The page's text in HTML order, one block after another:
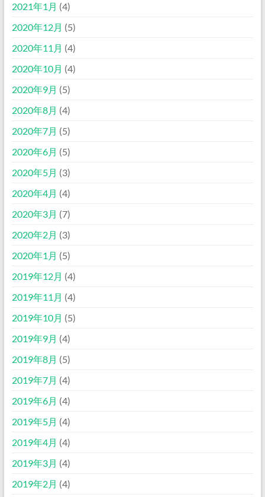
2021年1月 (4)
2020年12月 (5)
2020年11月 (4)
2020年10月 (4)
2020年9月 (5)
2020年8月 (4)
2020年7月 (5)
2020年6月 (5)
2020年5月 (3)
2020年4月 (4)
2020年3月 (7)
2020年2月 (3)
2020年1月 (5)
2019年12月 (4)
2019年11月 (4)
2019年10月 (5)
2019年9月 (4)
2019年8月 (5)
2019年7月 (4)
2019年6月 (4)
2019年5月 (4)
2019年4月 (4)
2019年3月 (4)
2019年2月 (4)